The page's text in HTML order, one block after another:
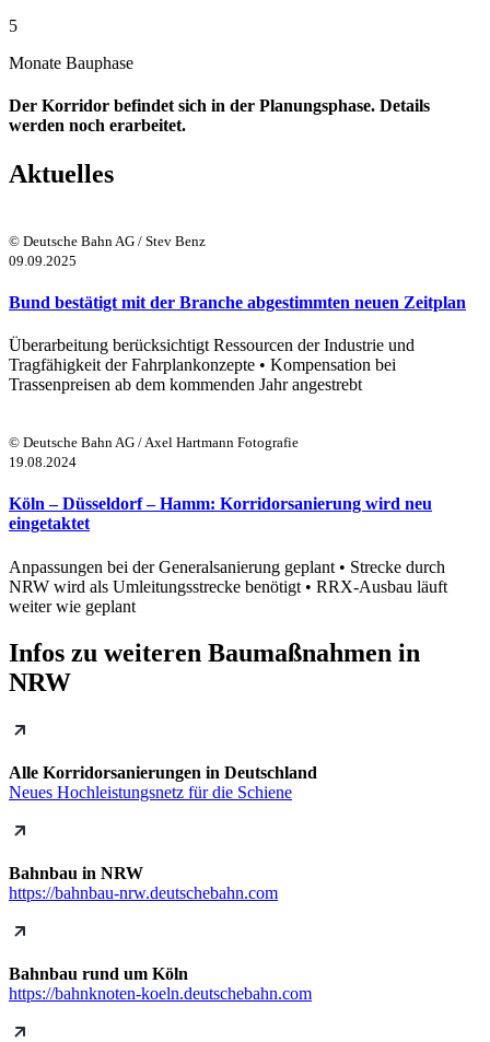
5
Monate Bauphase
Der Korridor befindet sich in der Planungsphase. Details
werden noch erarbeitet.
Aktuelles
© Deutsche Bahn AG / Stev Benz
09.09.2025
Bund bestätigt mit der Branche abgestimmten neuen Zeitplan
Überarbeitung berücksichtigt Ressourcen der Industrie und
Tragfähigkeit der Fahrplankonzepte • Kompensation bei
Trassenpreisen ab dem kommenden Jahr angestrebt
© Deutsche Bahn AG / Axel Hartmann Fotografie
19.08.2024
Köln – Düsseldorf – Hamm: Korridorsanierung wird neu
eingetaktet
Anpassungen bei der Generalsanierung geplant • Strecke durch
NRW wird als Umleitungsstrecke benötigt • RRX-Ausbau läuft
weiter wie geplant
Infos zu weiteren Baumaßnahmen in
NRW
Alle Korridorsanierungen in Deutschland
Neues Hochleistungsnetz für die Schiene
Bahnbau in NRW
https://bahnbau-nrw.deutschebahn.com
Bahnbau rund um Köln
https://bahnknoten-koeln.deutschebahn.com